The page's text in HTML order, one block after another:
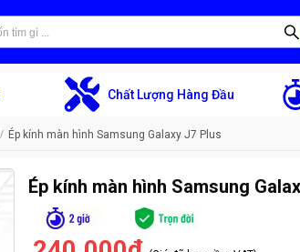
Chất Lượng Hàng Đầu
Ép kính màn hình Samsung Galaxy J7 Plus
Ép kính màn hình Samsung